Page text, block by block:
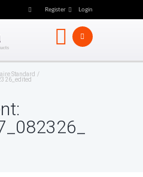
Register Login
Standard